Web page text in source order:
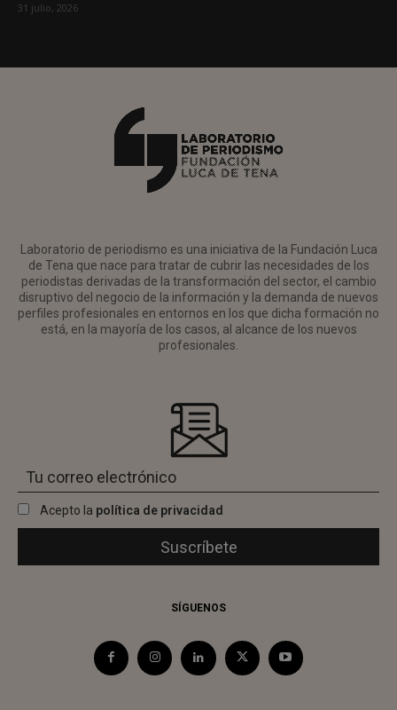
31 julio, 2026
Laboratorio de periodismo es una iniciativa de la Fundación Luca
de Tena que nace para tratar de cubrir las necesidades de los
periodistas derivadas de la transformación del sector, el cambio
disruptivo del negocio de la información y la demanda de nuevos
perfiles profesionales en entornos en los que dicha formación no
está, en la mayoría de los casos, al alcance de los nuevos
profesionales.
Acepto la política de privacidad
SÍGUENOS